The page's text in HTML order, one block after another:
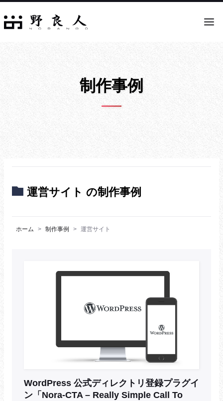
制作事例
運営サイト の制作事例
ホーム 制作事例 運営サイト
WordPress 公式ディレクトリ登録プラグイ
ン「Nora-CTA – Really Simple Call To